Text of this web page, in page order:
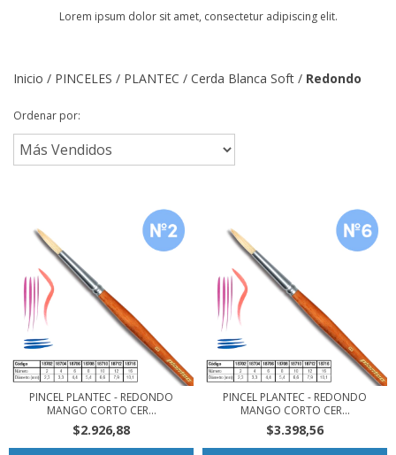
Lorem ipsum dolor sit amet, consectetur adipiscing elit.
Inicio / PINCELES / PLANTEC / Cerda Blanca Soft / Redondo
Ordenar por:
PINCEL PLANTEC - REDONDO
MANGO CORTO CER...
$2.926,88
PINCEL PLANTEC - REDONDO
MANGO CORTO CER...
$3.398,56